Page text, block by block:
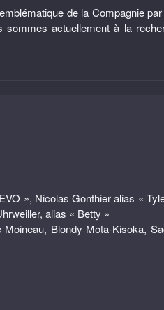
de la Compagnie
actuellement à la
», Nicolas Gonthier alias «
alias « Betty »
Blondy Mota-Kisoka,